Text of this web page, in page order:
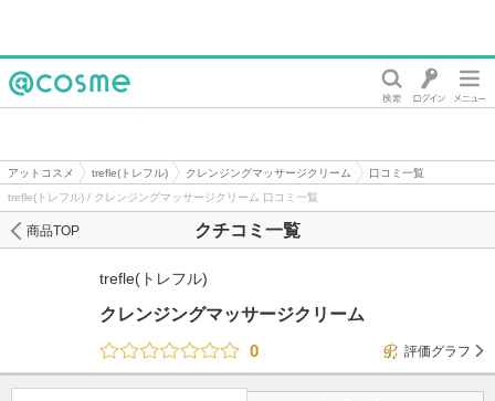
アットコスメ trefle(トレフル) クレンジングマッサージクリーム
口コミ一覧
trefle(トレフル) / クレンジングマッサージクリーム 口コミ一覧
クチコミ一覧
商品TOP
trefle(トレフル)
クレンジングマッサージクリーム
0
評価グラフ